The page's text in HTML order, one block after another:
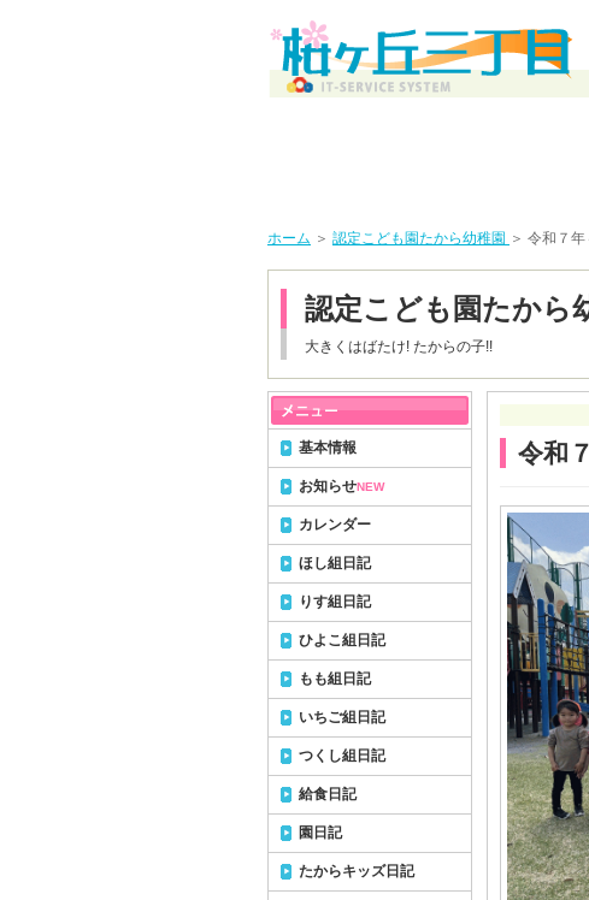
ホーム ＞ 認定こども園たから幼稚園 ＞ 令和７年
認定こども園たから
大きくはばたけ! たからの子!!
令和
基本情報
お知らせNEW
カレンダー
ほし組日記
りす組日記
ひよこ組日記
もも組日記
いちご組日記
つくし組日記
給食日記
園日記
たからキッズ日記